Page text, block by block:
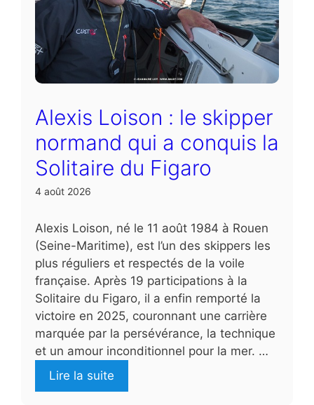
Alexis Loison : le skipper
normand qui a conquis la
Solitaire du Figaro
4 août 2026
Alexis Loison, né le 11 août 1984 à Rouen
(Seine-Maritime), est l’un des skippers les
plus réguliers et respectés de la voile
française. Après 19 participations à la
Solitaire du Figaro, il a enfin remporté la
victoire en 2025, couronnant une carrière
marquée par la persévérance, la technique
et un amour inconditionnel pour la mer. …
Lire la suite